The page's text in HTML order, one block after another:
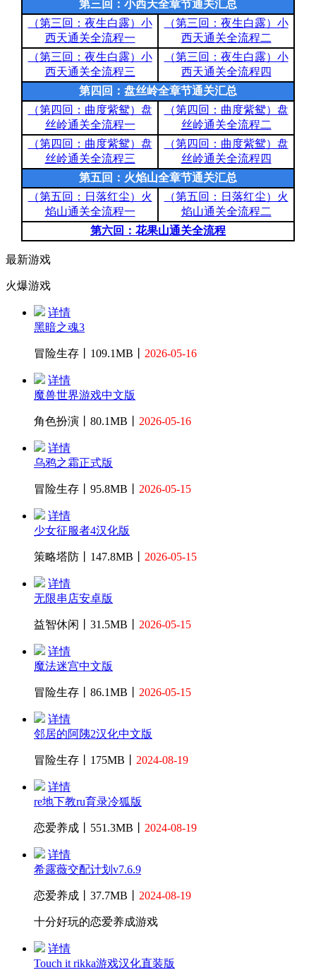
第三回：小西天全章节通关汇总
（第三回：夜生白露）小
西天通关全流程一
（第三回：夜生白露）小
西天通关全流程二
（第三回：夜生白露）小
西天通关全流程三
（第三回：夜生白露）小
西天通关全流程四
第四回：盘丝岭全章节通关汇总
（第四回：曲度紫鸳）盘
丝岭通关全流程一
（第四回：曲度紫鸳）盘
丝岭通关全流程二
（第四回：曲度紫鸳）盘
丝岭通关全流程三
（第四回：曲度紫鸳）盘
丝岭通关全流程四
第五回：火焰山全章节通关汇总
（第五回：日落红尘）火
焰山通关全流程一
（第五回：日落红尘）火
焰山通关全流程二
第六回：花果山通关全流程
最新游戏
火爆游戏
详情
黑暗之魂3
冒险生存丨109.1MB丨 2026-05-16
详情
魔兽世界游戏中文版
角色扮演丨80.1MB丨 2026-05-16
详情
乌鸦之霜正式版
冒险生存丨95.8MB丨 2026-05-15
详情
少女征服者4汉化版
策略塔防丨147.8MB丨 2026-05-15
详情
无限串店安卓版
益智休闲丨31.5MB丨 2026-05-15
详情
魔法迷宫中文版
冒险生存丨86.1MB丨 2026-05-15
详情
邻居的阿䧅2汉化中文版
冒险生存丨175MB丨 2024-08-19
详情
re地下教ru育录冷狐版
恋爱养成丨551.3MB丨 2024-08-19
详情
希露薇交配计划v7.6.9
恋爱养成丨37.7MB丨 2024-08-19
十分好玩的恋爱养成游戏
详情
Touch it rikka游戏汉化直装版